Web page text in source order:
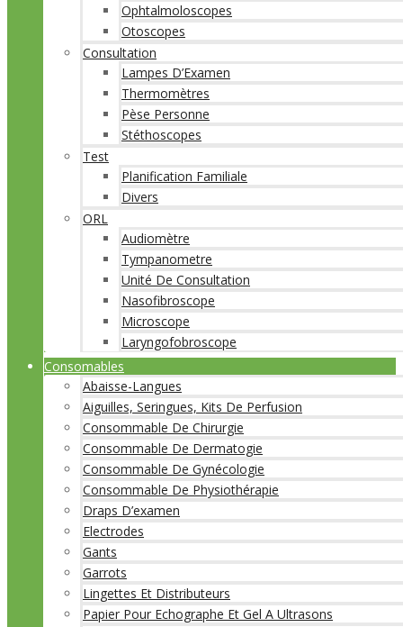
Ophtalmoloscopes
Otoscopes
Consultation
Lampes D’Examen
Thermomètres
Pèse Personne
Stéthoscopes
Test
Planification Familiale
Divers
ORL
Audiomètre
Tympanometre
Unité De Consultation
Nasofibroscope
Microscope
Laryngofobroscope
Consomables
Abaisse-Langues
Aiguilles, Seringues, Kits De Perfusion
Consommable De Chirurgie
Consommable De Dermatogie
Consommable De Gynécologie
Consommable De Physiothérapie
Draps D’examen
Electrodes
Gants
Garrots
Lingettes Et Distributeurs
Papier Pour Echographe Et Gel A Ultrasons